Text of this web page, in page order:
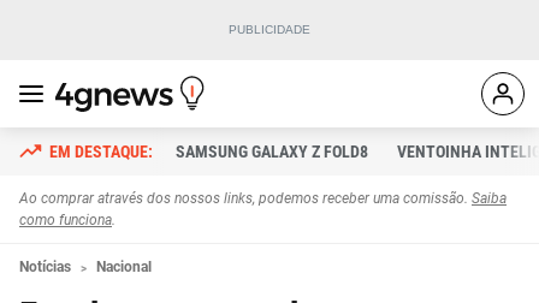
SAMSUNG GALAXY Z FOLD8 VENTOINHA
Ao comprar através dos nossos links, podemos receber uma comissão. Saiba
como funciona.
Notícias Nacional